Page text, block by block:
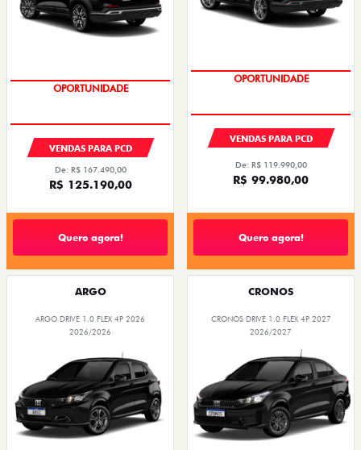
OPORTUNIDADE
VENDAS PARA PCD
De: R$ 167.490,00
R$ 125.190,00
Quero agora!
OPORTUNIDADE
VENDAS PARA PCD
De: R$ 119.990,00
R$ 99.980,00
Quero agora!
ARGO
ARGO DRIVE 1.0 FLEX 4P 2026
2026/2026
CRONOS
CRONOS DRIVE 1.0 FLEX 4P 2027
2026/2027